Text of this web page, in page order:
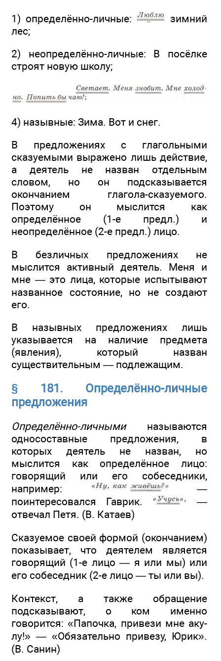
1) определённо-личные:
зимний
лес;
2) неопределённо-личные: В посёлке
строят новую школу;
4) назывные: Зима. Вот и снег.
В предложениях с глагольными
сказуемыми выражено лишь действие,
а деятель не назван отдельным
словом, но он подсказывается
окончанием глагола-сказуемого.
Поэтому он мыслится как
определённое (1-е предл.) и
неопределённое (2-е предл.) лицо.
В безличных предложениях не
мыслится активный деятель. Меня и
мне — это лица, которые испытывают
названное состояние, но не создают
его.
В назывных предложениях лишь
указывается на наличие предмета
(явления), который назван
существительным — подлежащим.
§ 181. Определённо-личные
предложения
Определённо-личныминазываются
односоставные предложения, в
которых деятель не назван, но
мыслится как определённое лицо:
говорящий или его собеседники,
например:
—
поинтересовался Гаврик.
—
отвечал Петя. (В. Катаев)
Сказуемое своей формой (окончанием)
показывает, что деятелем является
говорящий (1-е лицо — я или мы) или
его собеседник (2-е лицо — ты или вы).
Контекст, а также обращение
подсказывают, о ком именно
говорится: «Папочка, привези мне аку-
лу!» — «Обязательно привезу, Юрик».
(В. Санин)